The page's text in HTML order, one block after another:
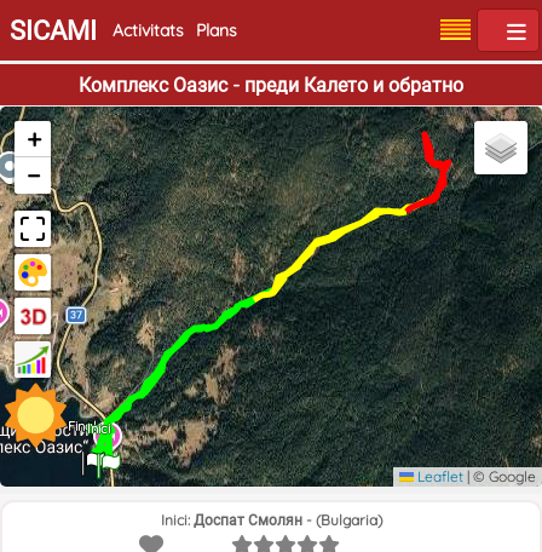
SICAMI Activitats Plans
Комплекс Оазис - преди Калето и обратно
Inici
Final
+
−
Leaflet | © Google
Inici: Доспат Смолян - (Bulgaria)